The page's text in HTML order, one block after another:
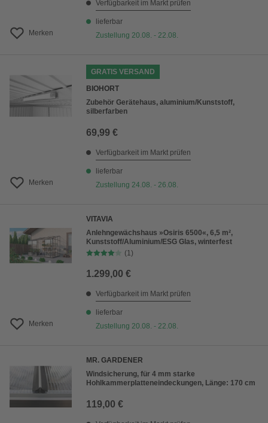
Merken
Verfügbarkeit im Markt prüfen
lieferbar
Zustellung 20.08. - 22.08.
Merken
GRATIS VERSAND
BIOHORT
Zubehör Gerätehaus, aluminium/Kunststoff,
silberfarben
69,99 €
Verfügbarkeit im Markt prüfen
lieferbar
Zustellung 24.08. - 26.08.
Merken
VITAVIA
Anlehngewächshaus »Osiris 6500«, 6,5 m²,
Kunststoff/Aluminium/ESG Glas, winterfest
(1)
1.299,00 €
Verfügbarkeit im Markt prüfen
lieferbar
Zustellung 20.08. - 22.08.
MR. GARDENER
Windsicherung, für 4 mm starke
Hohlkammerplatteneindeckungen, Länge: 170 cm
119,00 €